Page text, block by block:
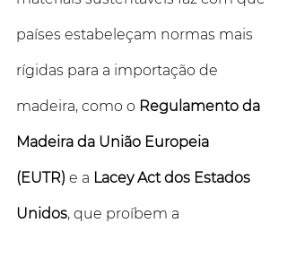
países estabeleçam normas mais
rígidas para a importação de
madeira, como o Regulamento da
Madeira da União Europeia
(EUTR) e a Lacey Act dos Estados
Unidos, que proíbem a